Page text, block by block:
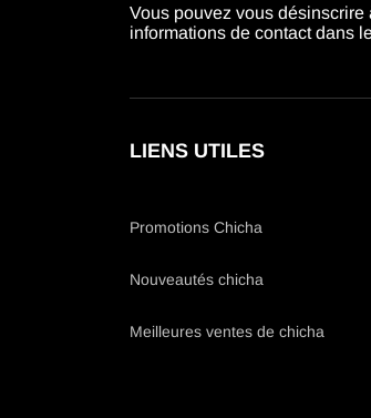
Vous pouvez vous désinscrire
informations de contact dans
LIENS UTILES
Promotions Chicha
Nouveautés chicha
Meilleures ventes de chicha